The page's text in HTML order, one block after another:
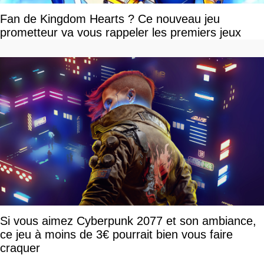
Fan de Kingdom Hearts ? Ce nouveau jeu
prometteur va vous rappeler les premiers jeux
Si vous aimez Cyberpunk 2077 et son ambiance,
ce jeu à moins de 3€ pourrait bien vous faire
craquer